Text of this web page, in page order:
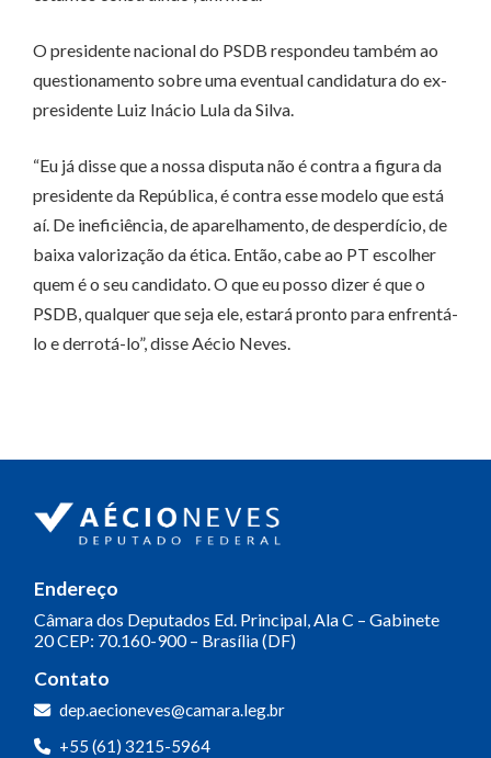
O presidente nacional do PSDB respondeu também ao
questionamento sobre uma eventual candidatura do ex-
presidente Luiz Inácio Lula da Silva.
“Eu já disse que a nossa disputa não é contra a figura da
presidente da República, é contra esse modelo que está
aí. De ineficiência, de aparelhamento, de desperdício, de
baixa valorização da ética. Então, cabe ao PT escolher
quem é o seu candidato. O que eu posso dizer é que o
PSDB, qualquer que seja ele, estará pronto para enfrentá-
lo e derrotá-lo”, disse Aécio Neves.
Endereço
Câmara dos Deputados Ed. Principal, Ala C – Gabinete
20CEP: 70.160-900 – Brasília (DF)
Contato
dep.aecioneves@camara.leg.br
+55 (61) 3215-5964